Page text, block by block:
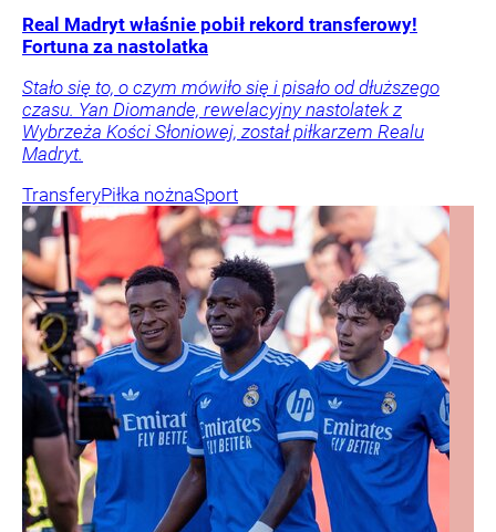
Real Madryt właśnie pobił rekord transferowy!
Fortuna za nastolatka
Stało się to, o czym mówiło się i pisało od dłuższego
czasu. Yan Diomande, rewelacyjny nastolatek z
Wybrzeża Kości Słoniowej, został piłkarzem Realu
Madryt.
TransferyPiłka nożnaSport